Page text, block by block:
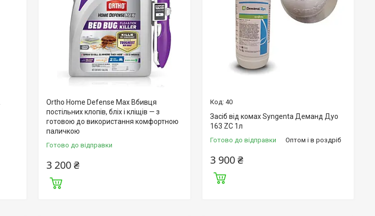
Ortho Home Defense Max Вбивця
постільних клопів, бліх і кліщів — з
готовою до використання комфортною
паличкою
Готово до відправки
3 200 ₴
40
Засіб від комах Syngenta Деманд Дуо
163 ZC 1л
Готово до відправки Оптом і в роздріб
3 900 ₴